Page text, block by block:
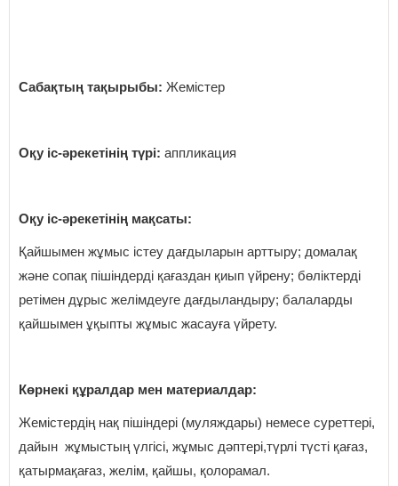
Сабақтың тақырыбы: Жемістер
Оқу іс-әрекетінің түрі: аппликация
Оқу іс-әрекетінің мақсаты:
Қайшымен жұмыс істеу дағдыларын арттыру; домалақ
және сопақ пішіндерді қағаздан қиып үйрену; бөліктерді
ретімен дұрыс желімдеуге дағдыландыру; балаларды
қайшымен ұқыпты жұмыс жасауға үйрету.
Көрнекі құралдар мен материалдар:
Жемістердің нақ пішіндері (муляждары) немесе суреттері,
дайын жұмыстың үлгісі, жұмыс дәптері,түрлі түсті қағаз,
қатырмақағаз, желім, қайшы, қолорамал.